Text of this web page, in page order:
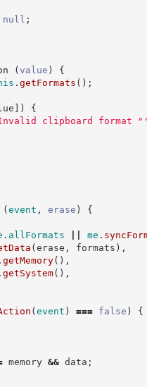
null ;
(value )
{
. getFormats ( ) ;
] )
{
clipboard format "
(event , erase )
{
. allFormats me .
(erase , formats ) ,
. getMemory( ) ,
. getSystem( ) ,
(event ) === false )
{
memory && data ;